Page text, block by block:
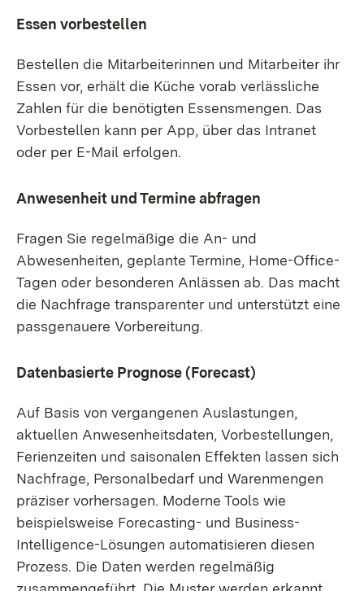
Essen vorbestellen
Bestellen die Mitarbeiterinnen und Mitarbeiter ihr
Essen vor, erhält die Küche vorab verlässliche
Zahlen für die benötigten Essensmengen. Das
Vorbestellen kann per App, über das Intranet
oder per E-Mail erfolgen.
Anwesenheit und Termine abfragen
Fragen Sie regelmäßige die An- und
Abwesenheiten, geplante Termine, Home-Office-
Tagen oder besonderen Anlässen ab. Das macht
die Nachfrage transparenter und unterstützt eine
passgenauere Vorbereitung.
Datenbasierte Prognose (Forecast)
Auf Basis von vergangenen Auslastungen,
aktuellen Anwesenheitsdaten, Vorbestellungen,
Ferienzeiten und saisonalen Effekten lassen sich
Nachfrage, Personalbedarf und Warenmengen
präziser vorhersagen. Moderne Tools wie
beispielsweise Forecasting- und Business-
Intelligence-Lösungen automatisieren diesen
Prozess. Die Daten werden regelmäßig